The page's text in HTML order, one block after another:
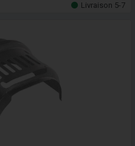
Livraison 5-7